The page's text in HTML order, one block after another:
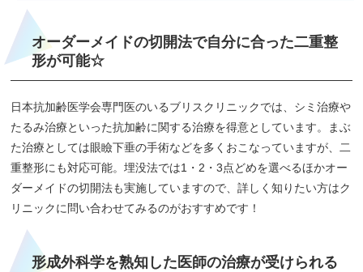
オーダーメイドの切開法で自分に合った二重整
形が可能☆
日本抗加齢医学会専門医のいるブリスクリニックでは、シミ治療や
たるみ治療といった抗加齢に関する治療を得意としています。まぶ
た治療としては眼瞼下垂の手術などを多くおこなっていますが、二
重整形にも対応可能。埋没法では1・2・3点どめを選べるほかオー
ダーメイドの切開法も実施していますので、詳しく知りたい方はク
リニックに問い合わせてみるのがおすすめです！
形成外科学を熟知した医師の治療が受けられる